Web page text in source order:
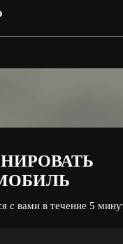
с вами в течение 5